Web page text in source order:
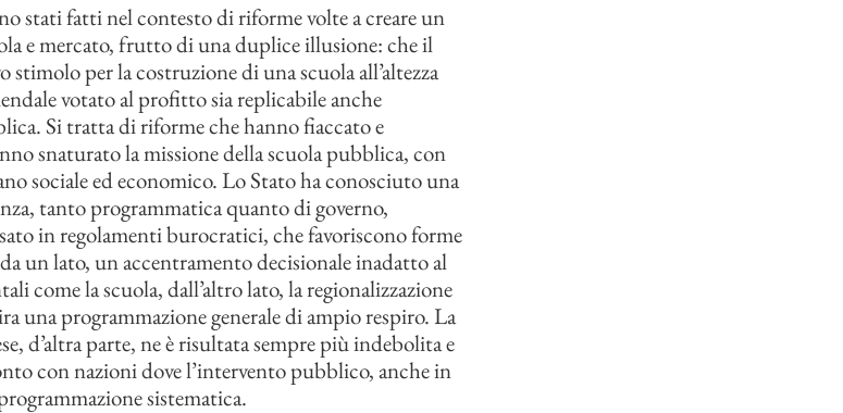
stati fatti nel contesto di riforme volte a creare un
e mercato, frutto di una duplice illusione: che il
stimolo per la costruzione di una scuola all’altezza
votato al profitto sia replicabile anche
Si tratta di riforme che hanno fiaccato e
snaturato la missione della scuola pubblica, con
sociale ed economico. Lo Stato ha conosciuto una
tanto programmatica quanto di governo,
in regolamenti burocratici, che favoriscono forme
un lato, un accentramento decisionale inadatto al
come la scuola, dall’altro lato, la regionalizzazione
una programmazione generale di ampio respiro. La
d’altra parte, ne è risultata sempre più indebolita e
con nazioni dove l’intervento pubblico, anche in
sistematica.